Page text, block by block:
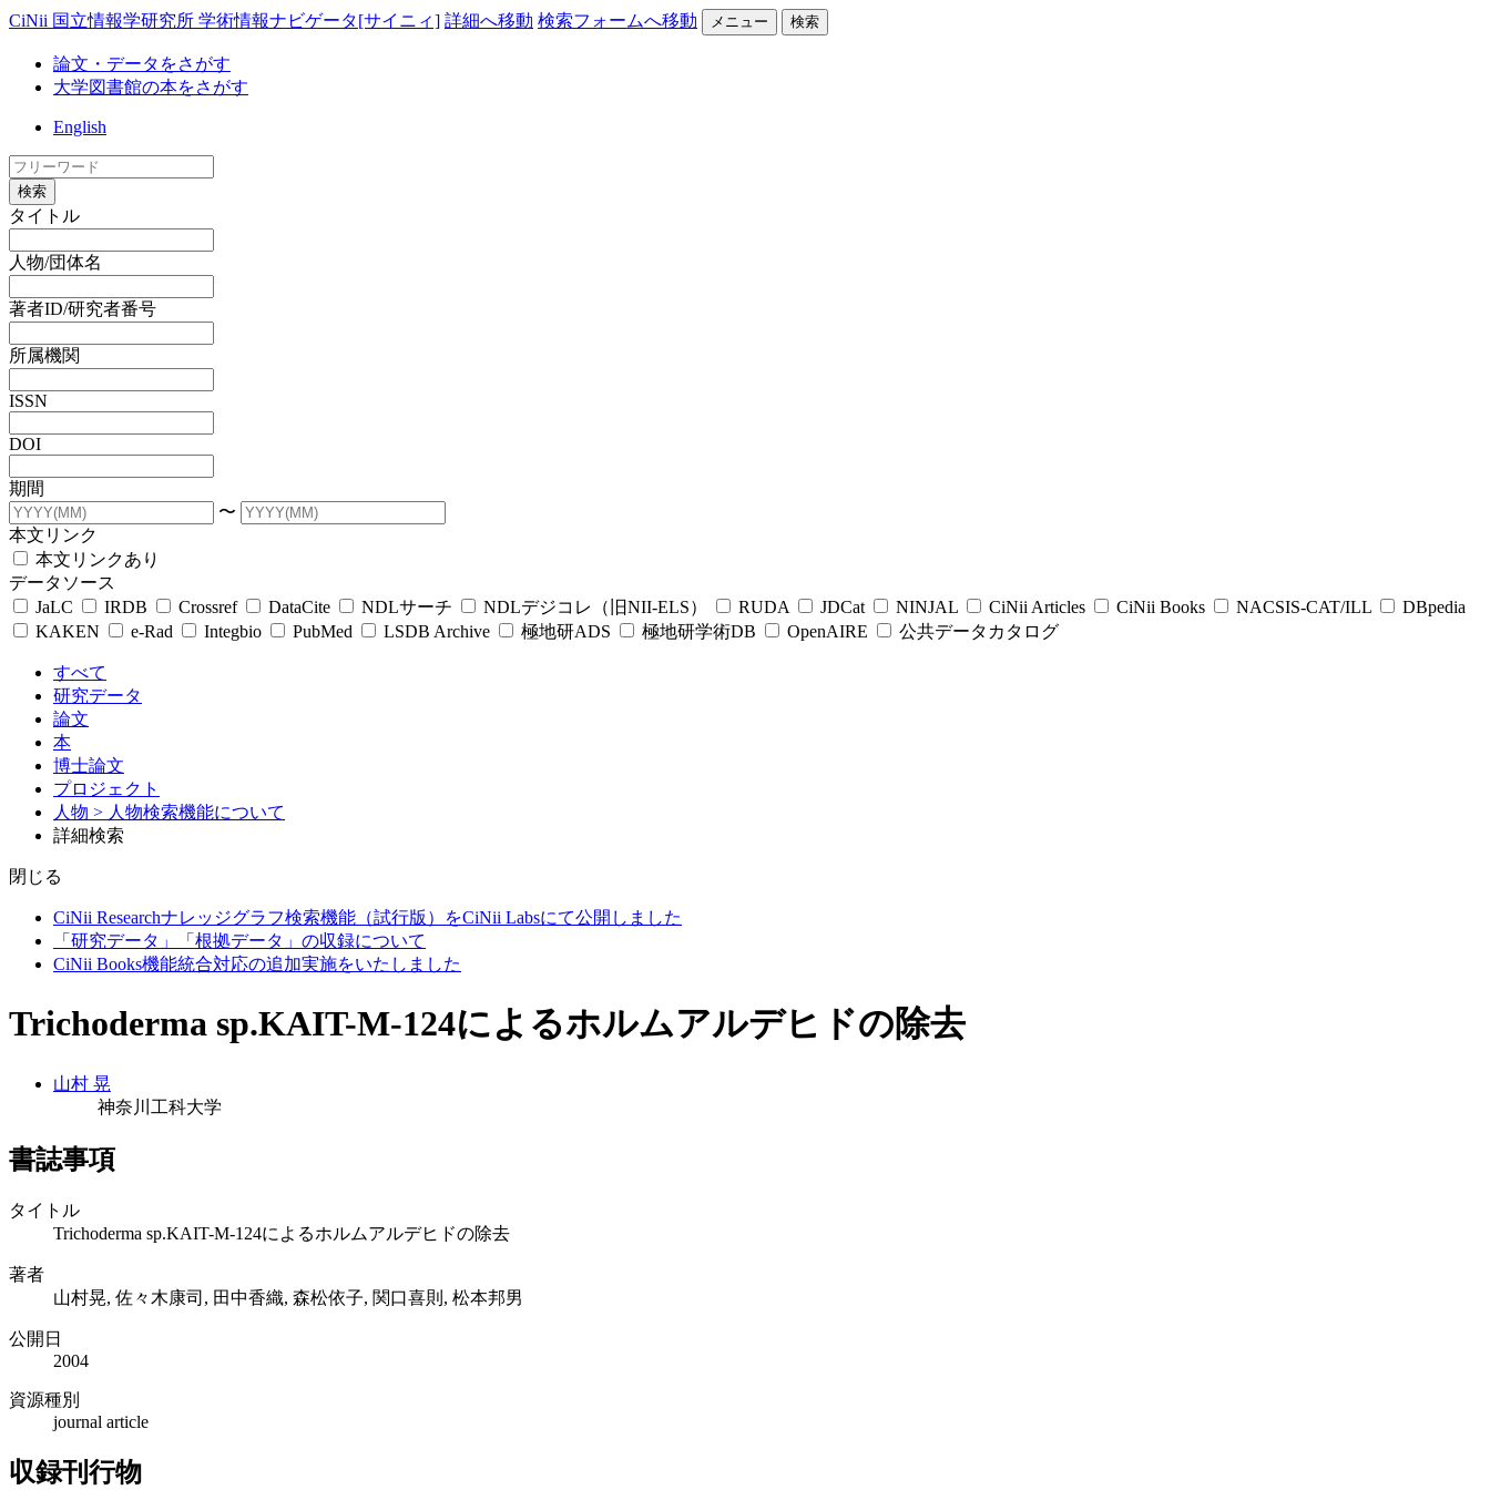
CiNii 国立情報学研究所 学術情報ナビゲータ[サイニィ] 詳細へ移動 検索フォームへ移動 メニュー 検索
論文・データをさがす
大学図書館の本をさがす
English
検索
タイトル
人物/団体名
著者ID/研究者番号
所属機関
ISSN
DOI
期間
〜
本文リンク
本文リンクあり
データソース
JaLC
IRDB Crossref DataCite NDLサーチ NDLデジコレ（旧NII-ELS） RUDA JDCat NINJAL CiNii Articles CiNii Books NACSIS-CAT/ILL
DBpedia
KAKEN
e-Rad Integbio PubMed LSDB Archive 極地研ADS 極地研学術DB OpenAIRE 公共データカタログ
すべて
研究データ
論文
本
博士論文
プロジェクト
人物 > 人物検索機能について
詳細検索
閉じる
CiNii Researchナレッジグラフ検索機能（試行版）をCiNii Labsにて公開しました
「研究データ」「根拠データ」の収録について
CiNii Books機能統合対応の追加実施をいたしました
Trichoderma sp.KAIT-M-124によるホルムアルデヒドの除去
山村 晃
神奈川工科大学
書誌事項
タイトル
Trichoderma sp.KAIT-M-124によるホルムアルデヒドの除去
著者
山村晃, 佐々木康司, 田中香織, 森松依子, 関口喜則, 松本邦男
公開日
2004
資源種別
journal article
収録刊行物